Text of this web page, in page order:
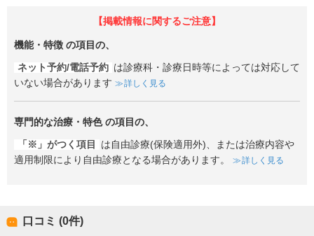
【掲載情報に関するご注意】
機能・特徴 の項目の、
ネット予約/電話予約 は診療科・診療日時等によっては対応して
いない場合があります
詳しく見る
専門的な治療・特色の項目の、
「※」がつく項目
は自由診療(保険適用外)、または治療内容や
適用制限により自由診療となる場合があります。
詳しく見る
口コミ (0件)